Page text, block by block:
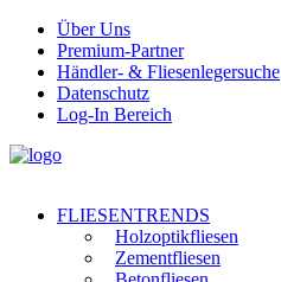
Über Uns
Premium-Partner
Händler- & Fliesenlegersuche
Datenschutz
Log-In Bereich
FLIESENTRENDS
Holzoptikfliesen
Zementfliesen